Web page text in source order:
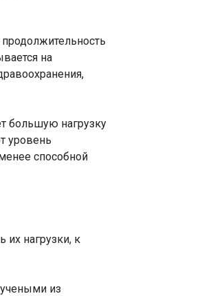
на
большую нагрузку
уровень
способной
их нагрузки, к
из